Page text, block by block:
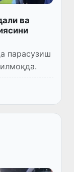
ва
парасузиш